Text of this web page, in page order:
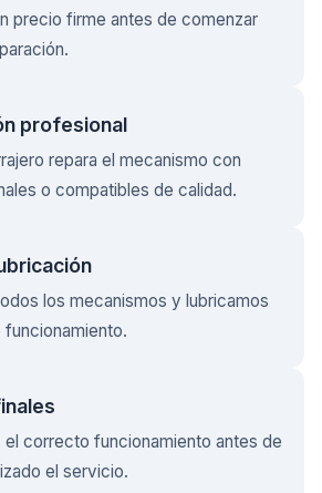
precio firme antes de comenzar
profesional
repara el mecanismo con
o compatibles de calidad.
los mecanismos y lubricamos
el correcto funcionamiento antes de
el servicio.